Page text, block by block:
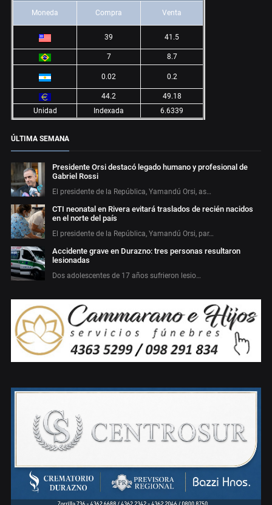
Moneda Compra Venta
39 41.5
7 8.7
0.02 0.2
44.2
49.18
Unidad
Indexada 6.6339
ÚLTIMA SEMANA
Presidente Orsi destacó legado humano y profesional de
Gabriel Rossi
El presidente de la República, Yamandú Orsi, as…
CTI neonatal en Rivera evitará traslados de recién nacidos
en el norte del país
El presidente de la República, Yamandú Orsi, par…
Accidente grave en Durazno: tres personas resultaron
lesionadas
Dos adolescentes de 17 años sufrieron lesio…